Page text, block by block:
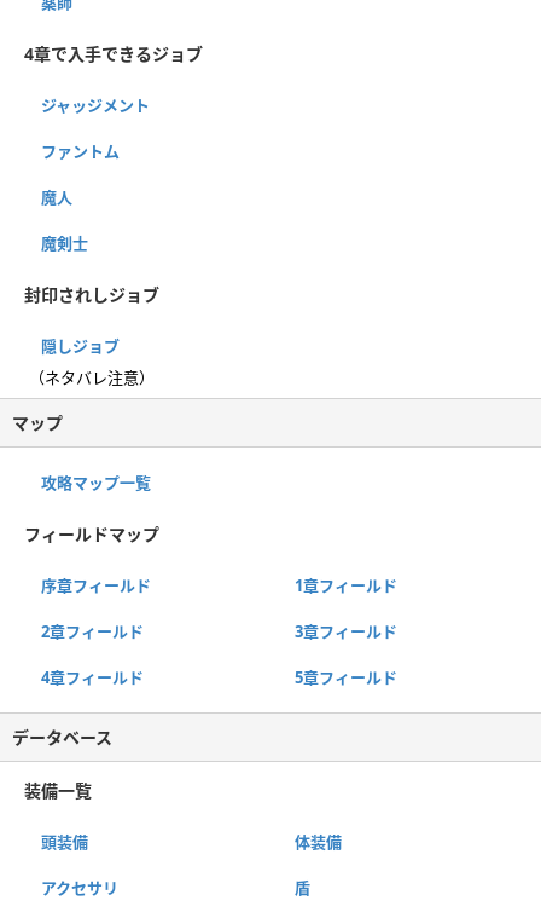
4章で入手できるジョブ
ジャッジメント
ファントム
魔人
魔剣士
封印されしジョブ
隠しジョブ
（ネタバレ注意）
マップ
攻略マップ一覧
フィールドマップ
序章フィールド 1章フィールド
2章フィールド 3章フィールド
4章フィールド 5章フィールド
データベース
装備一覧
頭装備 体装備
アクセサリ 盾